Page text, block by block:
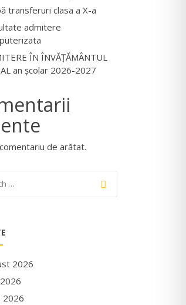
transferuri clasa a X-a
admitere
ÎN ÎNVĂŢĂMÂNTUL
an şcolar 2026-2027
de arătat.
2026
2026